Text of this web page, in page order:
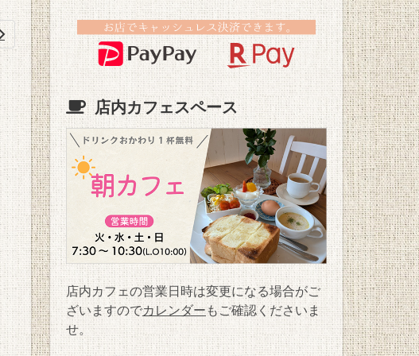
店内カフェスペース
店内カフェの営業日時は変更になる場合がご
ざいますのでカレンダーもご確認くださいま
せ。